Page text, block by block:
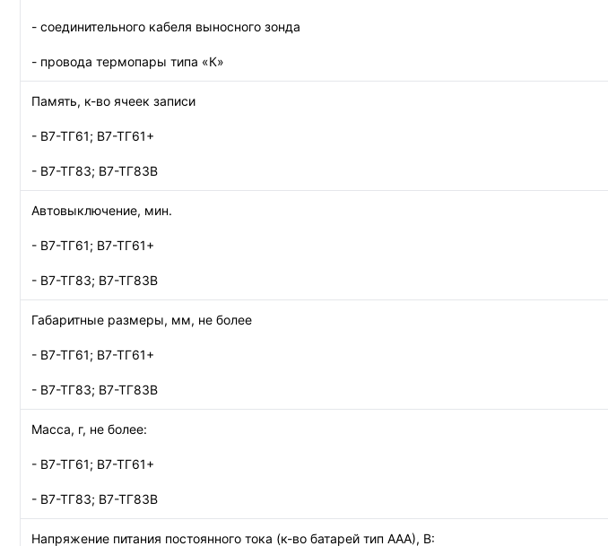
- соединительного кабеля выносного зонда
- провода термопары типа «К»
Память, к-во ячеек записи
- В7-ТГ61; В7-ТГ61+
- В7-ТГ83; В7-ТГ83В
Автовыключение, мин.
- В7-ТГ61; В7-ТГ61+
- В7-ТГ83; В7-ТГ83В
Габаритные размеры, мм, не более
- В7-ТГ61; В7-ТГ61+
- В7-ТГ83; В7-ТГ83В
Масса, г, не более:
- В7-ТГ61; В7-ТГ61+
- В7-ТГ83; В7-ТГ83В
Напряжение питания постоянного тока (к-во батарей тип ААА), В: